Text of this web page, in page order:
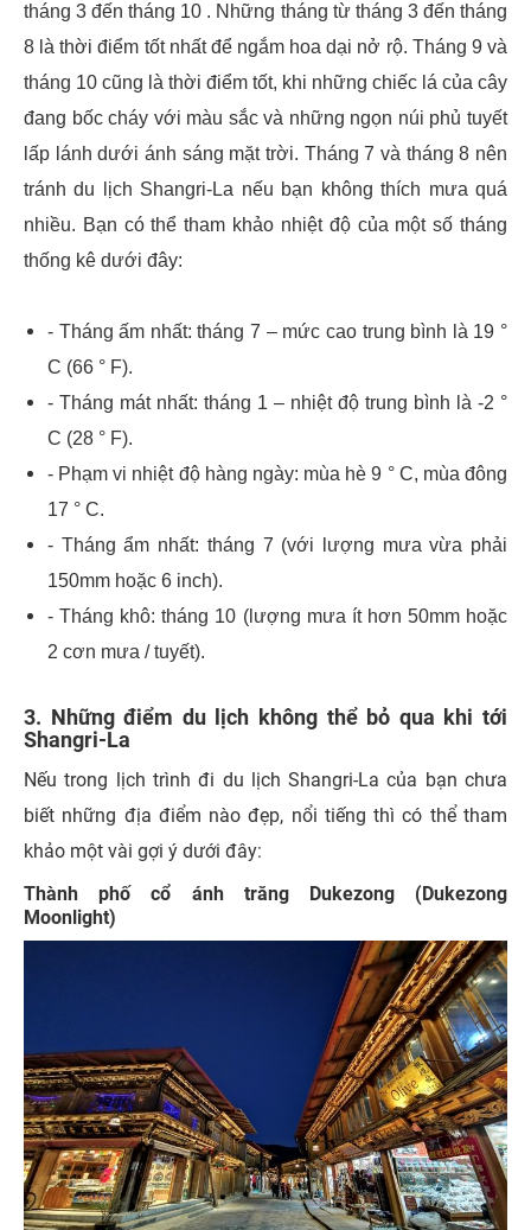
tháng 3 đến tháng 10 . Những tháng từ tháng 3 đến tháng
8 là thời điểm tốt nhất để ngắm hoa dại nở rộ. Tháng 9 và
tháng 10 cũng là thời điểm tốt, khi những chiếc lá của cây
đang bốc cháy với màu sắc và những ngọn núi phủ tuyết
lấp lánh dưới ánh sáng mặt trời. Tháng 7 và tháng 8 nên
tránh du lịch Shangri-La nếu bạn không thích mưa quá
nhiều. Bạn có thể tham khảo nhiệt độ của một số tháng
thống kê dưới đây:
- Tháng ấm nhất: tháng 7 – mức cao trung bình là 19 °
C (66 ° F).
- Tháng mát nhất: tháng 1 – nhiệt độ trung bình là -2 °
C (28 ° F).
- Phạm vi nhiệt độ hàng ngày: mùa hè 9 ° C, mùa đông
17 ° C.
- Tháng ẩm nhất: tháng 7 (với lượng mưa vừa phải
150mm hoặc 6 inch).
- Tháng khô: tháng 10 (lượng mưa ít hơn 50mm hoặc
2 cơn mưa / tuyết).
3. Những điểm du lịch không thể bỏ qua khi tới
Shangri-La
Nếu trong lịch trình đi du lịch Shangri-La của bạn chưa
biết những địa điểm nào đẹp, nổi tiếng thì có thể tham
khảo một vài gợi ý dưới đây:
Thành phố cổ ánh trăng Dukezong (Dukezong
Moonlight)